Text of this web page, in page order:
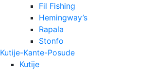
Fil Fishing
Hemingway’s
Rapala
Stonfo
Kutije-Kante-Posude
Kutije